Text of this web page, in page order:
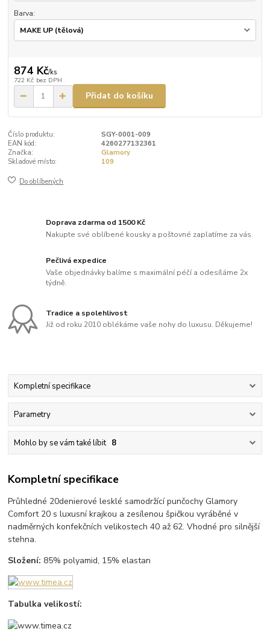
Barva:
874 Kč/ks
722 Kč bez DPH
Přidat do košíku
Číslo produktu:
SGY-0001-009
EAN kód:
4260277132361
Značka:
Glamory
Skladové místo:
109
Do oblíbených
Doprava zdarma od 1500 Kč
Nakupte své oblíbené kousky a poštovné zaplatíme za vás.
Pečlivá expedice
Vaše objednávky balíme s maximální péčí a odesíláme 2x
týdně.
Tradice a spolehlivost
Již od roku 2010 oblékáme vaše nohy do luxusu. Děkujeme!
Kompletní specifikace
Parametry
Mohlo by se vám také líbit 8
Kompletní specifikace
Průhledné 20denierové lesklé samodržící punčochy Glamory
Comfort 20 s luxusní krajkou a zesílenou špičkou vyráběné v
nadměrných konfekčních velikostech 40 až 62. Vhodné pro silnější
stehna.
Složení: 85% polyamid, 15% elastan
Tabulka velikostí: